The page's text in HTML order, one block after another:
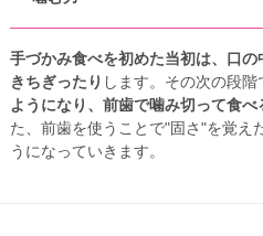
手づかみ食べを初めた当初は、口の
きちぎったり します。その次の段階
ようになり、前歯で噛み切って食べ
た、前歯を使うことで"固さ"を覚え
うになっていきます。